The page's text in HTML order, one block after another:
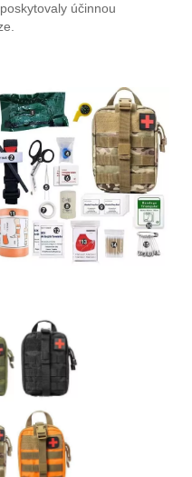
účinnou